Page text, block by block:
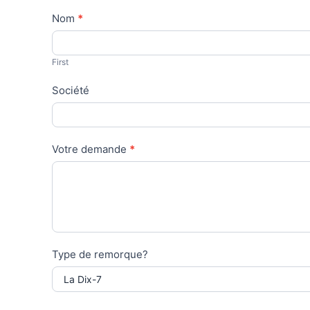
Contact
Us
Nom *
First
Société
Votre demande *
Type de remorque?